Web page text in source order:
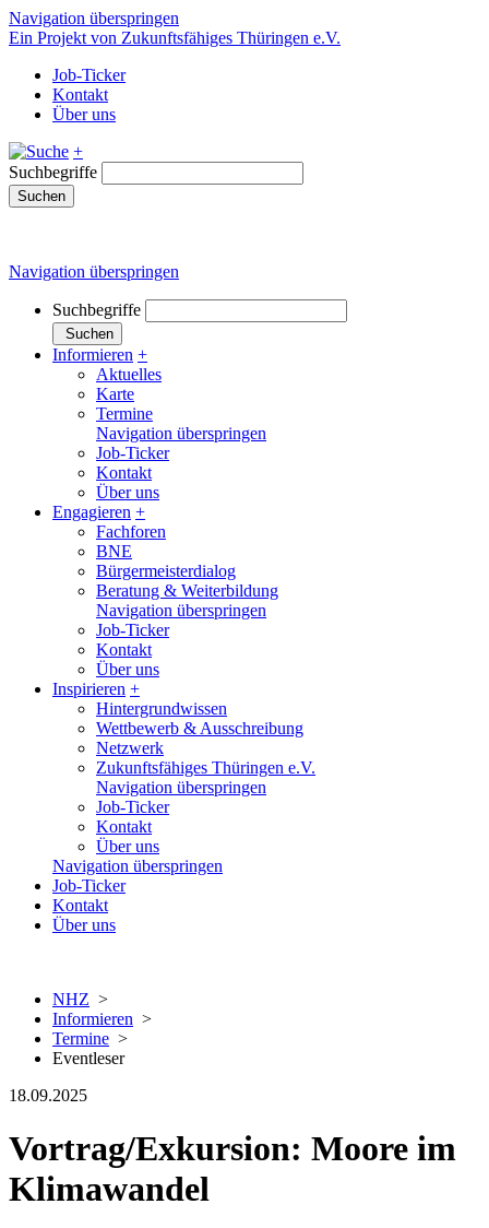
Navigation überspringen
Ein Projekt von Zukunftsfähiges Thüringen e.V.
Job-Ticker
Kontakt
Über uns
+
Suchbegriffe
Suchen
Navigation überspringen
Suchbegriffe
Suchen
Informieren +
Aktuelles
Karte
Termine
Navigation überspringen
Job-Ticker
Kontakt
Über uns
Engagieren +
Fachforen
BNE
Bürgermeisterdialog
Beratung & Weiterbildung
Navigation überspringen
Job-Ticker
Kontakt
Über uns
Inspirieren +
Hintergrundwissen
Wettbewerb & Ausschreibung
Netzwerk
Zukunftsfähiges Thüringen e.V.
Navigation überspringen
Job-Ticker
Kontakt
Über uns
Navigation überspringen
Job-Ticker
Kontakt
Über uns
NHZ >
Informieren >
Termine >
Eventleser
18.09.2025
Vortrag/Exkursion: Moore im
Klimawandel